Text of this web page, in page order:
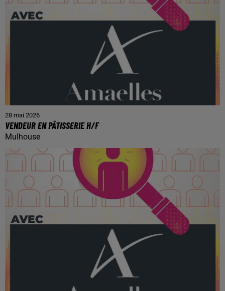
28 mai 2026
VENDEUR EN PÂTISSERIE H/F
Mulhouse